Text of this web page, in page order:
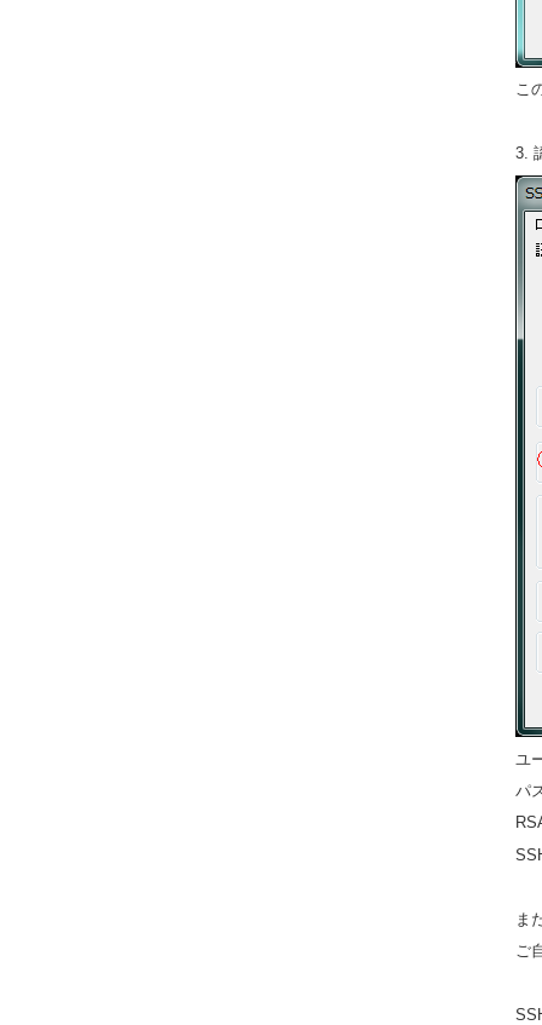
こ
3.
ユ
パ
ま
ご